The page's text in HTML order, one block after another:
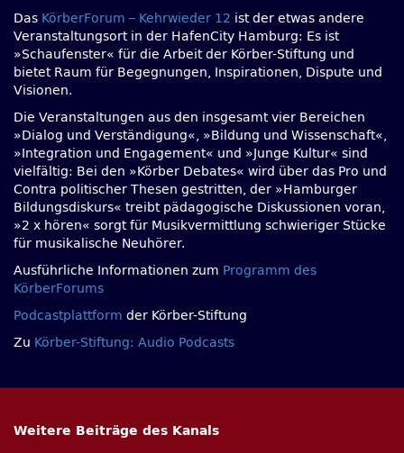
Das KörberForum – Kehrwieder 12 ist der etwas andere
Veranstaltungsort in der HafenCity Hamburg: Es ist
»Schaufenster« für die Arbeit der Körber-Stiftung und
bietet Raum für Begegnungen, Inspirationen, Dispute und
Visionen.
Die Veranstaltungen aus den insgesamt vier Bereichen
»Dialog und Verständigung«, »Bildung und Wissenschaft«,
»Integration und Engagement« und »Junge Kultur« sind
vielfältig: Bei den »Körber Debates« wird über das Pro und
Contra politischer Thesen gestritten, der »Hamburger
Bildungsdiskurs« treibt pädagogische Diskussionen voran,
»2 x hören« sorgt für Musikvermittlung schwieriger Stücke
für musikalische Neuhörer.
Ausführliche Informationen zum Programm des
KörberForums
Podcastplattform der Körber-Stiftung
Zu Körber-Stiftung: Audio Podcasts
Weitere Beiträge des Kanals